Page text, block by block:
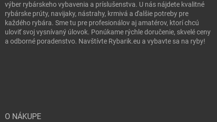
výber rybárskeho vybavenia a príslušenstva. U nás nájdete kvalitné
rybárske prúty, navijaky, nástrahy, krmivá a ďalšie potreby pre
každého rybára. Sme tu pre profesionálov aj amatérov, ktorí chcú
uloviť svoj vysnívaný úlovok. Ponúkame rýchle doručenie, skvelé ceny
a odborné poradenstvo. Navštívte Rybarik.eu a vybavte sa na ryby!
O NÁKUPE